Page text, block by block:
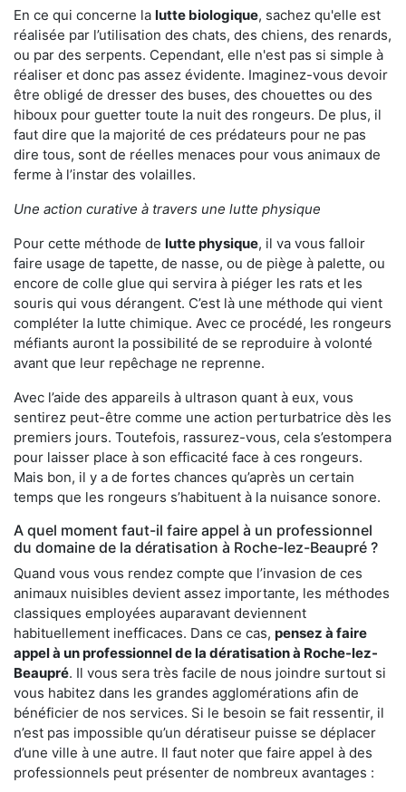
En ce qui concerne la lutte biologique, sachez qu'elle est
réalisée par l’utilisation des chats, des chiens, des renards,
ou par des serpents. Cependant, elle n'est pas si simple à
réaliser et donc pas assez évidente. Imaginez-vous devoir
être obligé de dresser des buses, des chouettes ou des
hiboux pour guetter toute la nuit des rongeurs. De plus, il
faut dire que la majorité de ces prédateurs pour ne pas
dire tous, sont de réelles menaces pour vous animaux de
ferme à l’instar des volailles.
Une action curative à travers une lutte physique
Pour cette méthode de lutte physique, il va vous falloir
faire usage de tapette, de nasse, ou de piège à palette, ou
encore de colle glue qui servira à piéger les rats et les
souris qui vous dérangent. C’est là une méthode qui vient
compléter la lutte chimique. Avec ce procédé, les rongeurs
méfiants auront la possibilité de se reproduire à volonté
avant que leur repêchage ne reprenne.
Avec l’aide des appareils à ultrason quant à eux, vous
sentirez peut-être comme une action perturbatrice dès les
premiers jours. Toutefois, rassurez-vous, cela s’estompera
pour laisser place à son efficacité face à ces rongeurs.
Mais bon, il y a de fortes chances qu’après un certain
temps que les rongeurs s’habituent à la nuisance sonore.
A quel moment faut-il faire appel à un professionnel
du domaine de la dératisation à Roche-lez-Beaupré ?
Quand vous vous rendez compte que l’invasion de ces
animaux nuisibles devient assez importante, les méthodes
classiques employées auparavant deviennent
habituellement inefficaces. Dans ce cas, pensez à faire
appel à un professionnel de la dératisation à Roche-lez-
Beaupré. Il vous sera très facile de nous joindre surtout si
vous habitez dans les grandes agglomérations afin de
bénéficier de nos services. Si le besoin se fait ressentir, il
n’est pas impossible qu’un dératiseur puisse se déplacer
d’une ville à une autre. Il faut noter que faire appel à des
professionnels peut présenter de nombreux avantages :